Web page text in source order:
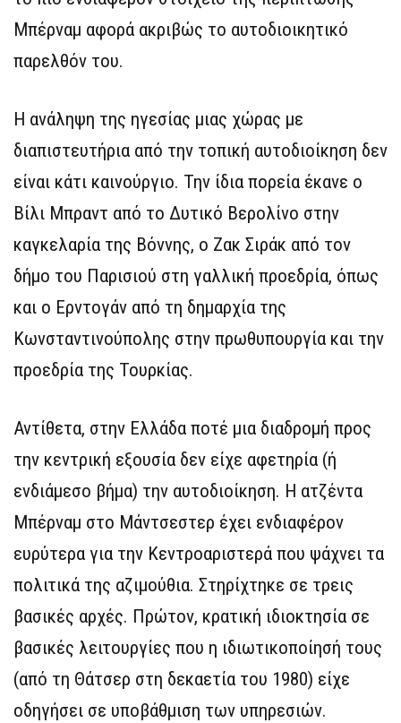
Μπέρναμ αφορά ακριβώς το αυτοδιοικητικό
παρελθόν του.
Η ανάληψη της ηγεσίας μιας χώρας με
διαπιστευτήρια από την τοπική αυτοδιοίκηση δεν
είναι κάτι καινούργιο. Την ίδια πορεία έκανε ο
Βίλι Μπραντ από το Δυτικό Βερολίνο στην
καγκελαρία της Βόννης, ο Ζακ Σιράκ από τον
δήμο του Παρισιού στη γαλλική προεδρία, όπως
και ο Ερντογάν από τη δημαρχία της
Κωνσταντινούπολης στην πρωθυπουργία και την
προεδρία της Τουρκίας.
Αντίθετα, στην Ελλάδα ποτέ μια διαδρομή προς
την κεντρική εξουσία δεν είχε αφετηρία (ή
ενδιάμεσο βήμα) την αυτοδιοίκηση. Η ατζέντα
Μπέρναμ στο Μάντσεστερ έχει ενδιαφέρον
ευρύτερα για την Κεντροαριστερά που ψάχνει τα
πολιτικά της αζιμούθια. Στηρίχτηκε σε τρεις
βασικές αρχές. Πρώτον, κρατική ιδιοκτησία σε
βασικές λειτουργίες που η ιδιωτικοποίησή τους
(από τη Θάτσερ στη δεκαετία του 1980) είχε
οδηγήσει σε υποβάθμιση των υπηρεσιών.